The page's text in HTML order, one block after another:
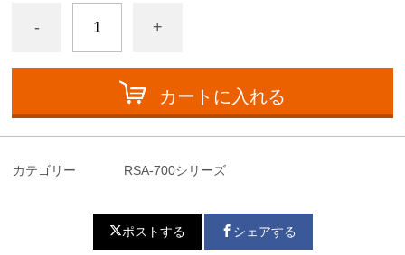
- +
カートに入れる
カテゴリー RSA-700シリーズ
ポストする シェアする